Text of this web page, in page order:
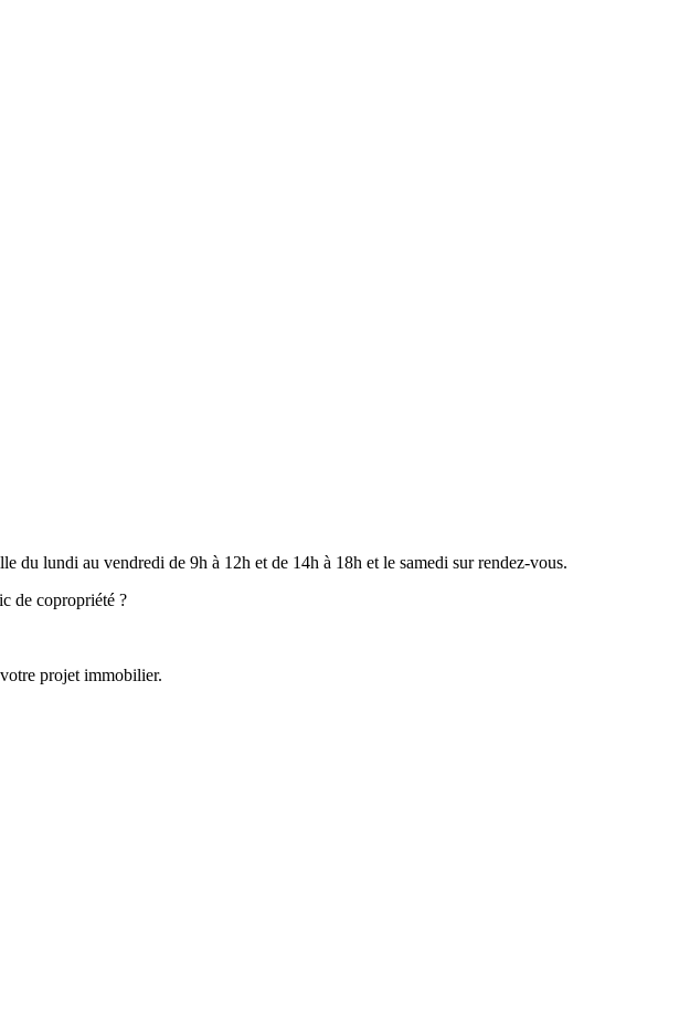
lundi au vendredi de 9h à 12h et de 14h à 18h et le samedi sur rendez-vous.
de copropriété ?
projet immobilier.